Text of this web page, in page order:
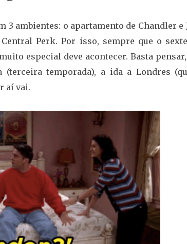
3 ambientes: o apartamento de Chandler e
Perk. Por isso, sempre que o
especial deve acontecer. Basta
temporada), a ida a Londres
aí vai.